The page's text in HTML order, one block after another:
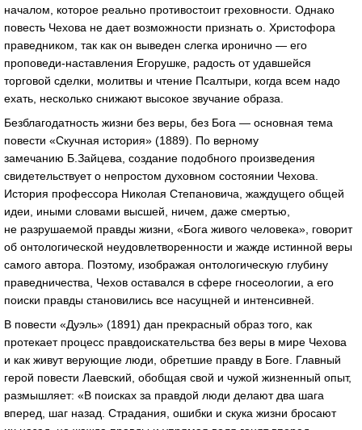
началом, которое реально противостоит греховности. Однако
повесть Чехова не дает возможности признать о. Христофора
праведником, так как он выведен слегка иронично — его
проповеди-наставления Егорушке, радость от удавшейся
торговой сделки, молитвы и чтение Псалтыри, когда всем надо
ехать, несколько снижают высокое звучание образа.
Безблагодатность жизни без веры, без Бога — основная тема
повести «Скучная история» (1889). По верному
замечанию Б.Зайцева, создание подобного произведения
свидетельствует о непростом духовном состоянии Чехова.
История профессора Николая Степановича, жаждущего общей
идеи, иными словами высшей, ничем, даже смертью,
не разрушаемой правды жизни, «Бога живого человека», говорит
об онтологической неудовлетворенности и жажде истинной веры
самого автора. Поэтому, изображая онтологическую глубину
праведничества, Чехов оставался в сфере гносеологии, а его
поиски правды становились все насущней и интенсивней.
В повести «Дуэль» (1891) дан прекрасный образ того, как
протекает процесс правдоискательства без веры в мире Чехова
и как живут верующие люди, обретшие правду в Боге. Главный
герой повести Лаевский, обобщая свой и чужой жизненный опыт,
размышляет: «В поисках за правдой люди делают два шага
вперед, шаг назад. Страдания, ошибки и скука жизни бросают